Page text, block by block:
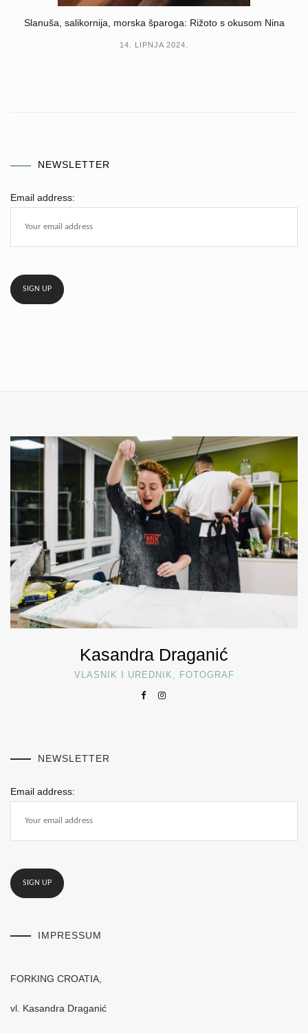
Slanuša, salikornija, morska šparoga: Rižoto s okusom Nina
14. LIPNJA 2024.
NEWSLETTER
Email address:
Kasandra Draganić
VLASNIK I UREDNIK, FOTOGRAF
NEWSLETTER
Email address:
IMPRESSUM
FORKING CROATIA,
vl. Kasandra Draganić